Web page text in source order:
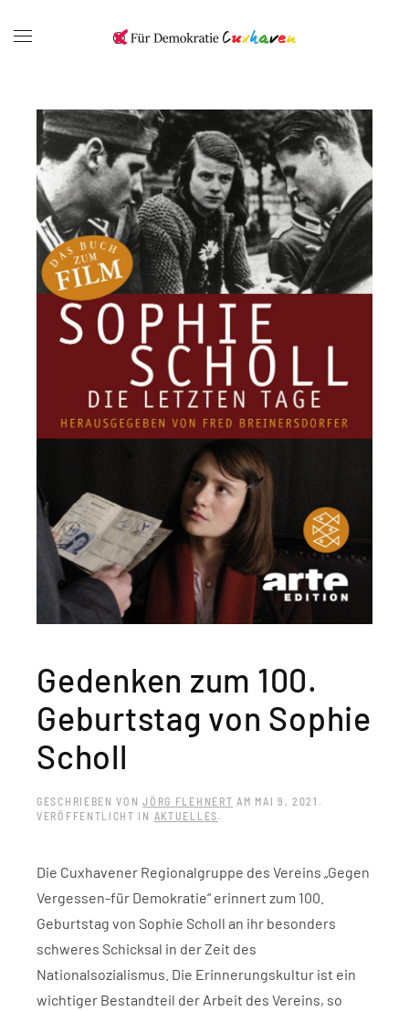
Gedenken zum 100.
Geburtstag von Sophie
Scholl
GESCHRIEBEN VONJÖRG FLEHNERT AM MAI 9, 2021 .
VERÖFFENTLICHT IN AKTUELLES .
Die Cuxhavener Regionalgruppe des Vereins „Gegen
Vergessen-für Demokratie“ erinnert zum 100.
Geburtstag von Sophie Scholl an ihr besonders
schweres Schicksal in der Zeit des
Nationalsozialismus. Die Erinnerungskultur ist ein
wichtiger Bestandteil der Arbeit des Vereins, so